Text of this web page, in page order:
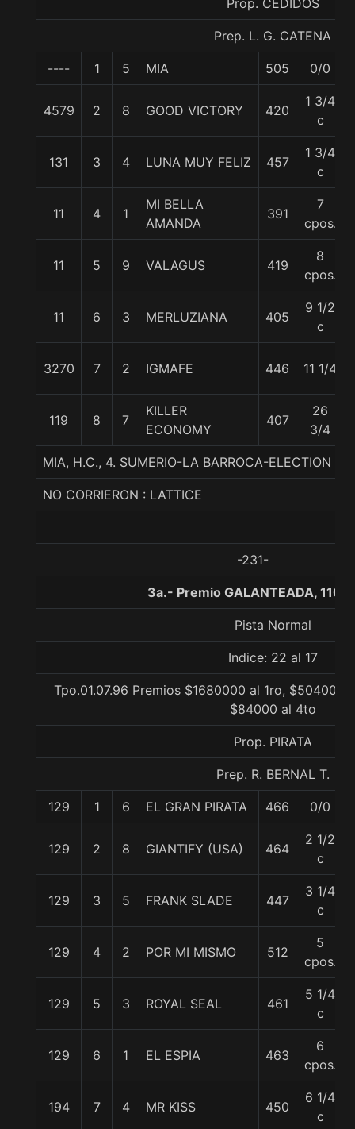
Prop. CEDIDOS
Prep. L. G. CATENA
---- 1 5 MIA 505 0/0
4579 2 8 GOOD VICTORY 420
1 3/4
c
131 3 4 LUNA MUY FELIZ 457
1 3/4
c
11 4 1
MI BELLA
AMANDA
391
7
cpos.
11 5 9 VALAGUS 419
8
cpos.
11 6 3 MERLUZIANA 405
9 1/2
c
3270 7 2 IGMAFE 446 11 1/4
119 8 7
KILLER
ECONOMY
407
26
3/4
MIA, H.C., 4. SUMERIO-LA BARROCA-ELECTION
NO CORRIERON : LATTICE
-231-
3a.- Premio GALANTEADA,
Pista Normal
Indice: 22 al 17
Tpo.01.07.96 Premios $1680000 al 1ro, $504000
$84000 al 4to
Prop. PIRATA
Prep. R. BERNAL T.
129 1 6 EL GRAN PIRATA 466 0/0
129 2 8 GIANTIFY (USA) 464
2 1/2
c
129 3 5 FRANK SLADE 447
3 1/4
c
129 4 2 POR MI MISMO 512
5
cpos.
129 5 3 ROYAL SEAL 461
5 1/4
c
129 6 1 EL ESPIA 463
6
cpos.
194 7 4 MR KISS 450
6 1/4
c